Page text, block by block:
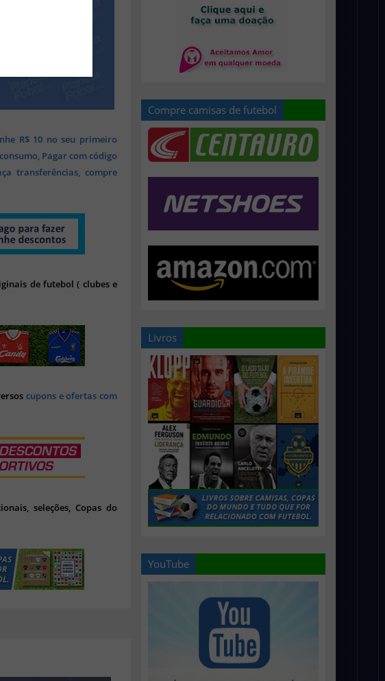
R$ 10 no seu primeiro
Pagar com código
transferências, compre
de futebol ( clubes e
cupons e ofertas com
seleções, Copas do
Compre camisas de futebol
Livros
YouTube